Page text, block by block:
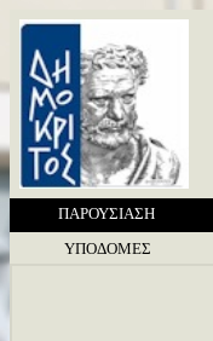
ΠΑΡΟΥΣΙΑΣΗ
ΥΠΟΔΟΜΕΣ